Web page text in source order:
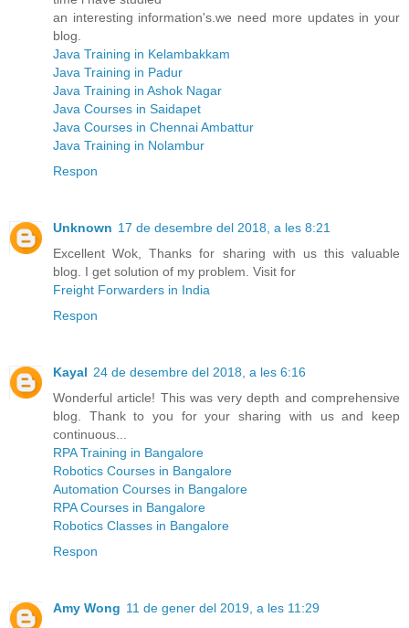
an interesting information's.we need more updates in your
blog.
Java Training in Kelambakkam
Java Training in Padur
Java Training in Ashok Nagar
Java Courses in Saidapet
Java Courses in Chennai Ambattur
Java Training in Nolambur
Respon
Unknown 17 de desembre del 2018, a les 8:21
Excellent Wok, Thanks for sharing with us this valuable
blog. I get solution of my problem. Visit for
Freight Forwarders in India
Respon
Kayal 24 de desembre del 2018, a les 6:16
Wonderful article! This was very depth and comprehensive
blog. Thank to you for your sharing with us and keep
continuous...
RPA Training in Bangalore
Robotics Courses in Bangalore
Automation Courses in Bangalore
RPA Courses in Bangalore
Robotics Classes in Bangalore
Respon
Amy Wong 11 de gener del 2019, a les 11:29